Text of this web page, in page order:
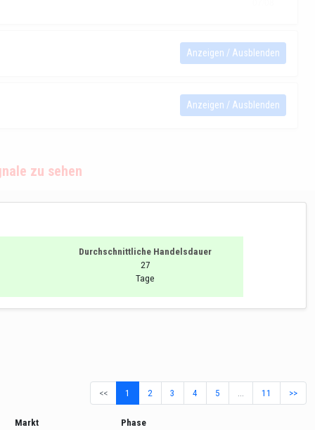
Anzeigen / Ausblenden
Anzeigen / Ausblenden
zu sehen
Durchschnittliche Handelsdauer
27
Tage
<< 1 2 3 4 5 … 11 >>
Markt
Phase